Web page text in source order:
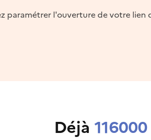
paramétrer l'ouverture de votre
Déjà 116000